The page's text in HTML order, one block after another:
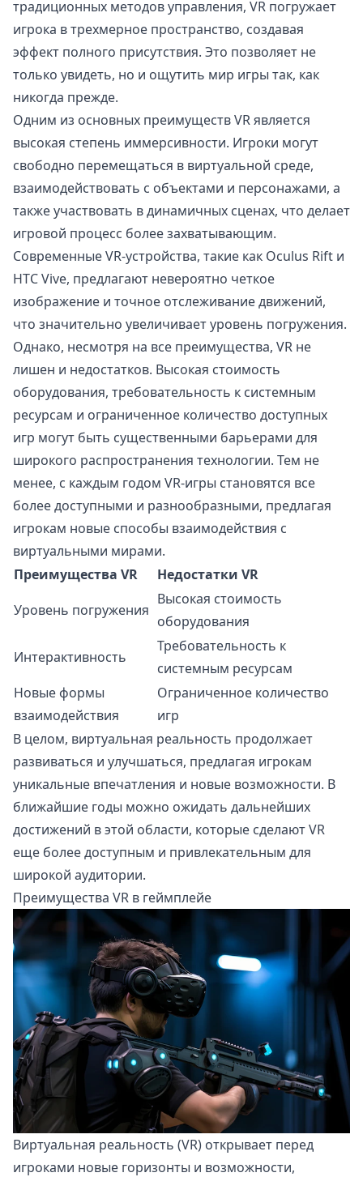
традиционных методов управления, VR погружает
игрока в трехмерное пространство, создавая
эффект полного присутствия. Это позволяет не
только увидеть, но и ощутить мир игры так, как
никогда прежде.
Одним из основных преимуществ VR является
высокая степень иммерсивности. Игроки могут
свободно перемещаться в виртуальной среде,
взаимодействовать с объектами и персонажами, а
также участвовать в динамичных сценах, что делает
игровой процесс более захватывающим.
Современные VR-устройства, такие как Oculus Rift и
HTC Vive, предлагают невероятно четкое
изображение и точное отслеживание движений,
что значительно увеличивает уровень погружения.
Однако, несмотря на все преимущества, VR не
лишен и недостатков. Высокая стоимость
оборудования, требовательность к системным
ресурсам и ограниченное количество доступных
игр могут быть существенными барьерами для
широкого распространения технологии. Тем не
менее, с каждым годом VR-игры становятся все
более доступными и разнообразными, предлагая
игрокам новые способы взаимодействия с
виртуальными мирами.
Преимущества VR
Недостатки VR
Уровень погружения
Высокая стоимость
оборудования
Интерактивность
Требовательность к
системным ресурсам
Новые формы
взаимодействия
Ограниченное количество
игр
В целом, виртуальная реальность продолжает
развиваться и улучшаться, предлагая игрокам
уникальные впечатления и новые возможности. В
ближайшие годы можно ожидать дальнейших
достижений в этой области, которые сделают VR
еще более доступным и привлекательным для
широкой аудитории.
Преимущества VR в геймплейе
Виртуальная реальность (VR) открывает перед
игроками новые горизонты и возможности,